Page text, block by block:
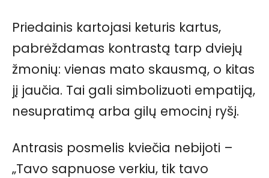
Priedainis kartojasi keturis kartus,
pabrėždamas kontrastą tarp dviejų
žmonių: vienas mato skausmą, o kitas
jį jaučia. Tai gali simbolizuoti empatiją,
nesupratimą arba gilų emocinį ryšį.
Antrasis posmelis kviečia nebijoti –
„Tavo sapnuose verkiu, tik tavo